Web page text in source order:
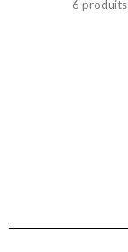
6 produits